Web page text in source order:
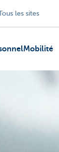
les sites
Mobilité